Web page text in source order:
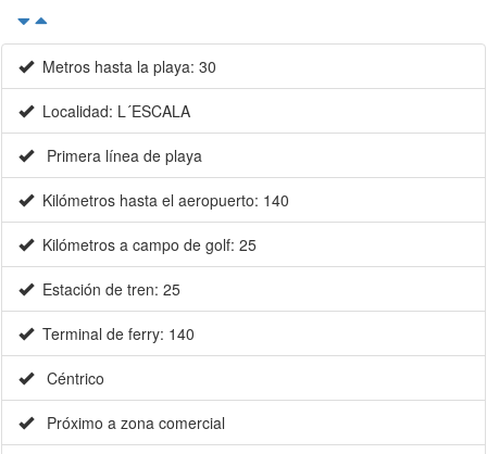
Metros hasta la playa: 30
Localidad: L´ESCALA
Primera línea de playa
Kilómetros hasta el aeropuerto: 140
Kilómetros a campo de golf: 25
Estación de tren: 25
Terminal de ferry: 140
Céntrico
Próximo a zona comercial